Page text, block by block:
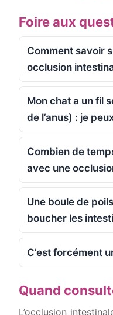
Foire aux
Comment savoir
occlusion
Mon chat a un fil
de l’anus) : je
Combien de
avec une
Une boule de
boucher les
C’est forcément
Quand
L’occlusion